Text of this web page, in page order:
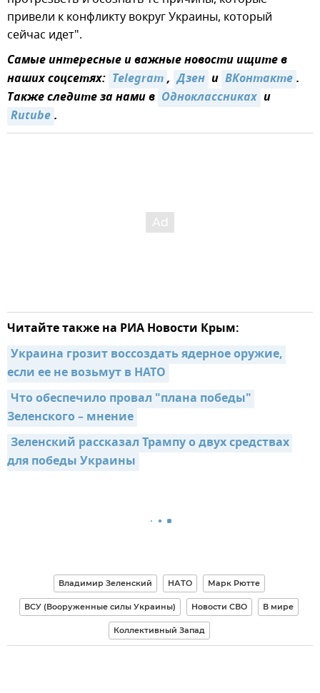
привели к конфликту вокруг Украины, который
сейчас идет".
Самые интересные и важные новости ищите в
наших соцсетях: Telegram, Дзен и ВКонтакте.
Также следите за нами в Одноклассниках и
Rutube.
Читайте также на РИА Новости Крым:
Украина грозит воссоздать ядерное оружие,
если ее не возьмут в НАТО
Что обеспечило провал "плана победы"
Зеленского – мнение
Зеленский рассказал Трампу о двух средствах
для победы Украины
Владимир Зеленский НАТО Марк Рютте
ВСУ (Вооруженные силы Украины) Новости СВО В мире
Коллективный Запад